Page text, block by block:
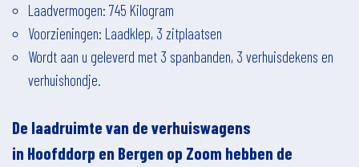
Laadvermogen: 745 Kilogram
Voorzieningen: Laadklep, 3 zitplaatsen
Wordt aan u geleverd met 3 spanbanden, 3 verhuisdekens en
verhuishondje.
De laadruimte van de verhuiswagens
in Hoofddorp en Bergen op Zoom hebben de